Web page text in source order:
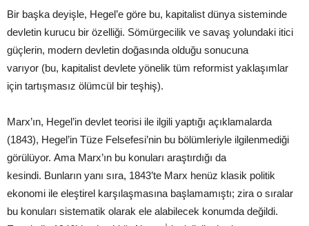
Bir başka deyişle, Hegel’e göre bu, kapitalist dünya sisteminde
devletin kurucu bir özelliği. Sömürgecilik ve savaş yolundaki itici
güçlerin, modern devletin doğasında olduğu sonucuna
varıyor (bu, kapitalist devlete yönelik tüm reformist yaklaşımlar
için tartışmasız ölümcül bir teşhiş).
Marx’ın, Hegel’in devlet teorisi ile ilgili yaptığı açıklamalarda
(1843), Hegel’in Tüze Felsefesi’nin bu bölümleriyle ilgilenmediği
görülüyor. Ama Marx’ın bu konuları araştırdığı da
kesindi. Bunların yanı sıra, 1843’te Marx henüz klasik politik
ekonomi ile eleştirel karşılaşmasına başlamamıştı; zira o sıralar
bu konuları sistematik olarak ele alabilecek konumda değildi.